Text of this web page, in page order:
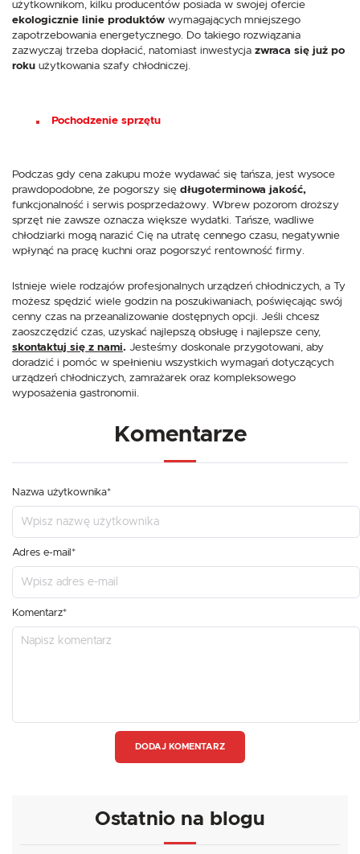
użytkownikom, kilku producentów posiada w swojej ofercie
ekologicznie linie produktów wymagających mniejszego
zapotrzebowania energetycznego. Do takiego rozwiązania
zazwyczaj trzeba dopłacić, natomiast inwestycja zwraca się już po
roku użytkowania szafy chłodniczej.
Pochodzenie sprzętu
Podczas gdy cena zakupu może wydawać się tańsza, jest wysoce
prawdopodobne, że pogorszy się długoterminowa jakość,
funkcjonalność i serwis posprzedażowy. Wbrew pozorom droższy
sprzęt nie zawsze oznacza większe wydatki. Tańsze, wadliwe
chłodziarki mogą narazić Cię na utratę cennego czasu, negatywnie
wpłynąć na pracę kuchni oraz pogorszyć rentowność firmy.
Istnieje wiele rodzajów profesjonalnych urządzeń chłodniczych, a Ty
możesz spędzić wiele godzin na poszukiwaniach, poświęcając swój
cenny czas na przeanalizowanie dostępnych opcji. Jeśli chcesz
zaoszczędzić czas, uzyskać najlepszą obsługę i najlepsze ceny,
skontaktuj się z nami. Jesteśmy doskonale przygotowani, aby
doradzić i pomóc w spełnieniu wszystkich wymagań dotyczących
urządzeń chłodniczych, zamrażarek oraz kompleksowego
wyposażenia gastronomii.
Komentarze
Nazwa użytkownika*
Adres e-mail*
Komentarz*
DODAJ KOMENTARZ
Ostatnio na blogu